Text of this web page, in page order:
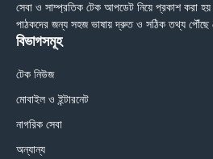
সেবা ও সাম্প্রতিক টেক আপডেট নিয়ে প্রকাশ করা
পাঠকদের জন্য সহজ ভাষায় দ্রুত ও সঠিক তথ্য পৌঁছে
বিভাগসমূহ
টেক নিউজ
মোবাইল ও ইন্টারনেট
নাগরিক সেবা
অন্যান্য